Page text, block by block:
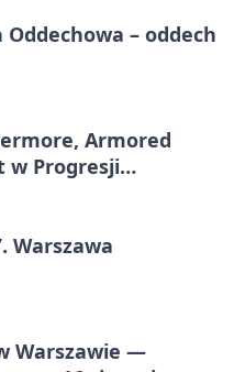
Oddechowa – oddech
Armored
Progresji
Warszawa
Warszawie —